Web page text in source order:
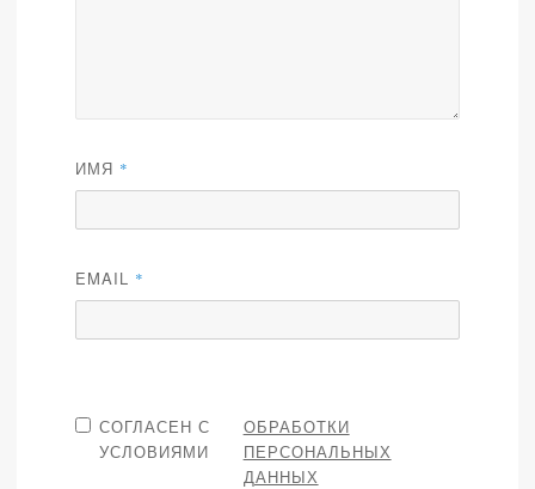
ИМЯ *
EMAIL *
СОГЛАСЕН С
УСЛОВИЯМИ
ОБРАБОТКИ
ПЕРСОНАЛЬНЫХ
ДАННЫХ